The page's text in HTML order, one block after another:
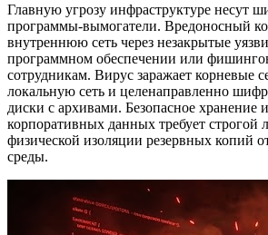
Главную угрозу инфраструктуре несут
программы-вымогатели. Вредоносный
внутреннюю сеть через незакрытые
программном обеспечении или
сотрудникам. Вирус заражает корневые
локальную сеть и целенаправленно
диски с архивами. Безопасное хранение
корпоративных данных требует строгой
физической изоляции резервных копий
среды.